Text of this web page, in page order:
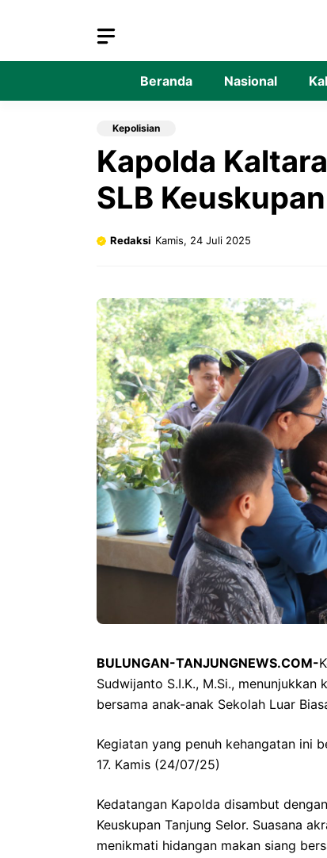
Beranda Nasional
Kepolisian
Kapolda
SLB
Redaksi Kamis, 24 Juli 2025
BULUNGAN-TANJUNGNEWS.COM-
Sudwijanto S.I.K., M.Si.,
bersama anak-anak Sekolah Luar
Kegiatan yang penuh kehangatan ini
17. Kamis (24/07/25)
Kedatangan Kapolda disambut
Keuskupan Tanjung Selor. Suasana
menikmati hidangan makan siang